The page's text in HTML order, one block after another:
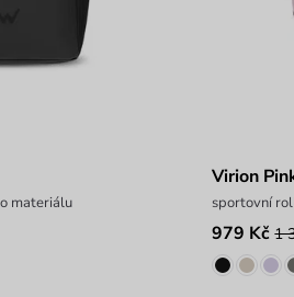
materiálu
Virion
sportovní
979 Kč 1